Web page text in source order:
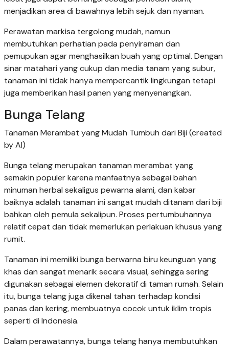
menjadikan area di bawahnya lebih sejuk dan nyaman.
Perawatan markisa tergolong mudah, namun
membutuhkan perhatian pada penyiraman dan
pemupukan agar menghasilkan buah yang optimal. Dengan
sinar matahari yang cukup dan media tanam yang subur,
tanaman ini tidak hanya mempercantik lingkungan tetapi
juga memberikan hasil panen yang menyenangkan.
Bunga Telang
Tanaman Merambat yang Mudah Tumbuh dari Biji (created
by AI)
Bunga telang merupakan tanaman merambat yang
semakin populer karena manfaatnya sebagai bahan
minuman herbal sekaligus pewarna alami, dan kabar
baiknya adalah tanaman ini sangat mudah ditanam dari biji
bahkan oleh pemula sekalipun. Proses pertumbuhannya
relatif cepat dan tidak memerlukan perlakuan khusus yang
rumit.
Tanaman ini memiliki bunga berwarna biru keunguan yang
khas dan sangat menarik secara visual, sehingga sering
digunakan sebagai elemen dekoratif di taman rumah. Selain
itu, bunga telang juga dikenal tahan terhadap kondisi
panas dan kering, membuatnya cocok untuk iklim tropis
seperti di Indonesia.
Dalam perawatannya, bunga telang hanya membutuhkan